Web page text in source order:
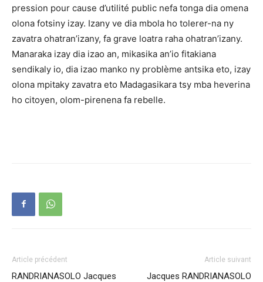
pression pour cause d’utilité public nefa tonga dia omena
olona fotsiny izay. Izany ve dia mbola ho tolerer-na ny
zavatra ohatran’izany, fa grave loatra raha ohatran’izany.
Manaraka izay dia izao an, mikasika an’io fitakiana
sendikaly io, dia izao manko ny problème antsika eto, izay
olona mpitaky zavatra eto Madagasikara tsy mba heverina
ho citoyen, olom-pirenena fa rebelle.
Article précédent
RANDRIANASOLO Jacques
Article suivant
Jacques RANDRIANASOLO